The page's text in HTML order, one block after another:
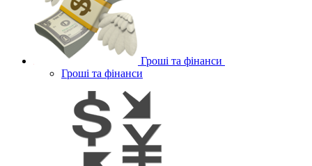
Гроші та фінанси
Гроші та фінанси